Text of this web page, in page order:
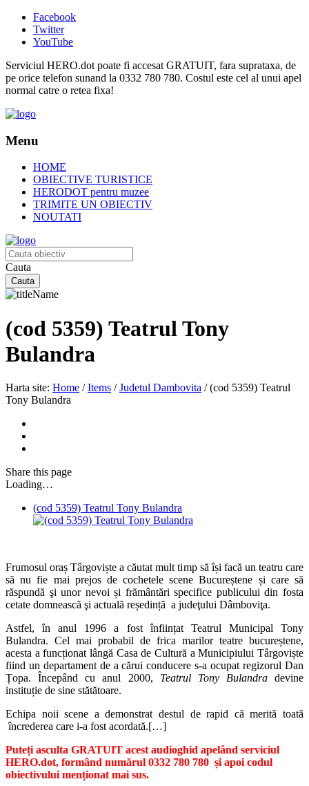
Facebook
Twitter
YouTube
Serviciul HERO.dot poate fi accesat GRATUIT, fara suprataxa, de
pe orice telefon sunand la 0332 780 780. Costul este cel al unui apel
normal catre o retea fixa!
Menu
HOME
OBIECTIVE TURISTICE
HERODOT pentru muzee
TRIMITE UN OBIECTIV
NOUTATI
Cauta
(cod 5359) Teatrul Tony
Bulandra
Harta site: Home / Items / Judetul Dambovita / (cod 5359) Teatrul
Tony Bulandra
Share this page
Loading…
(cod 5359) Teatrul Tony Bulandra
Frumosul oraș Târgoviște a căutat mult timp să își facă un teatru care
să nu fie mai prejos de cochetele scene Bucureștene și care să
răspundă şi unor nevoi și frământări specifice publicului din fosta
cetate domnească şi actuală reședință a judeţului Dâmboviţa.
Astfel, în anul 1996 a fost înființat Teatrul Municipal Tony
Bulandra. Cel mai probabil de frica marilor teatre bucureștene,
acesta a funcționat lângă Casa de Cultură a Municipiului Târgoviște
fiind un departament de a cărui conducere s-a ocupat regizorul Dan
Țopa. Începând cu anul 2000, Teatrul Tony Bulandradevine
instituție de sine stătătoare.
Echipa noii scene a demonstrat destul de rapid că merită toată
încrederea care i-a fost acordată.[…]
Puteți asculta GRATUIT acest audioghid apelând serviciul
HERO.dot, formând numărul 0332 780 780 și apoi codul
obiectivului menționat mai sus.